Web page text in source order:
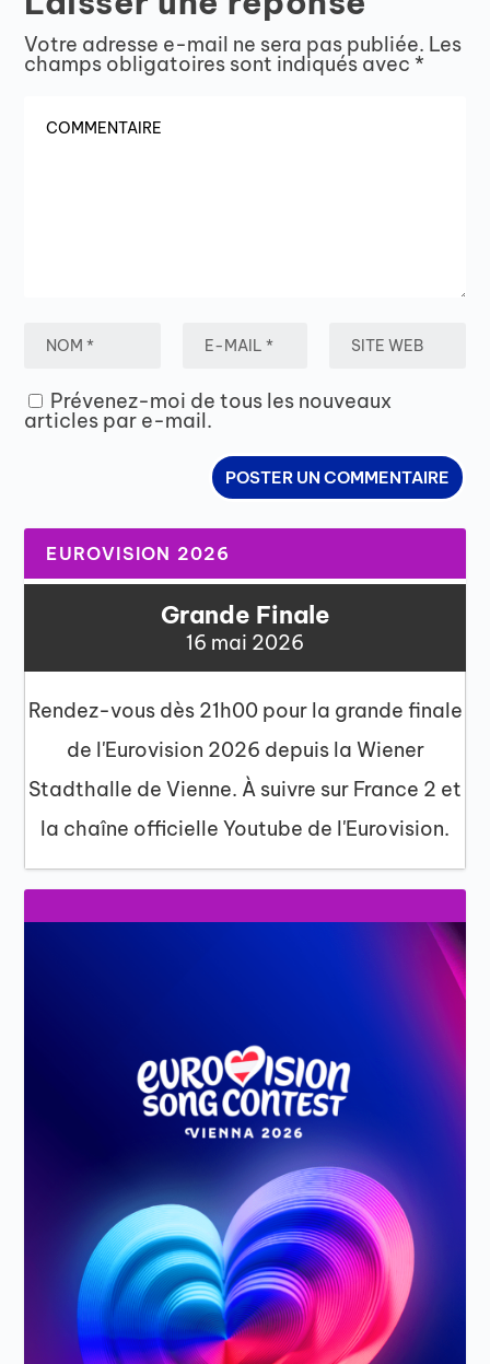
Votre adresse e-mail ne sera pas publiée. Les
champs obligatoires sont indiqués avec *
Prévenez-moi de tous les nouveaux
articles par e-mail.
EUROVISION 2026
Grande Finale
16 mai 2026
Rendez-vous dès 21h00 pour la grande finale
de l'Eurovision 2026 depuis la Wiener
Stadthalle de Vienne. À suivre sur France 2 et
la chaîne officielle Youtube de l'Eurovision.